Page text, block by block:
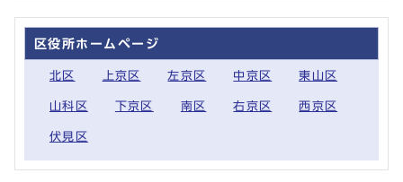
区役所ホームページ
北区 上京区 左京区 中京区 東山区
山科区 下京区 南区 右京区 西京区
伏見区